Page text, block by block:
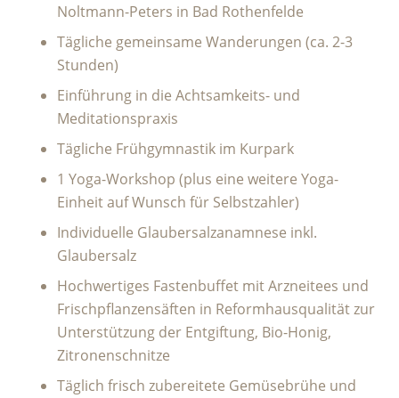
Noltmann-Peters in Bad Rothenfelde
Tägliche gemeinsame Wanderungen (ca. 2-3
Stunden)
Einführung in die Achtsamkeits- und
Meditationspraxis
Tägliche Frühgymnastik im Kurpark
1 Yoga-Workshop (plus eine weitere Yoga-
Einheit auf Wunsch für Selbstzahler)
Individuelle Glaubersalzanamnese inkl.
Glaubersalz
Hochwertiges Fastenbuffet mit Arzneitees und
Frischpflanzensäften in Reformhausqualität zur
Unterstützung der Entgiftung, Bio-Honig,
Zitronenschnitze
Täglich frisch zubereitete Gemüsebrühe und